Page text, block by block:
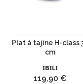
Plat à tajine H-class
cm
IBILI
Prix
119,90 €